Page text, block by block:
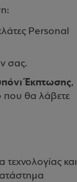
Personal
σας.
Έκπτωσης,
που θα λάβετε
και